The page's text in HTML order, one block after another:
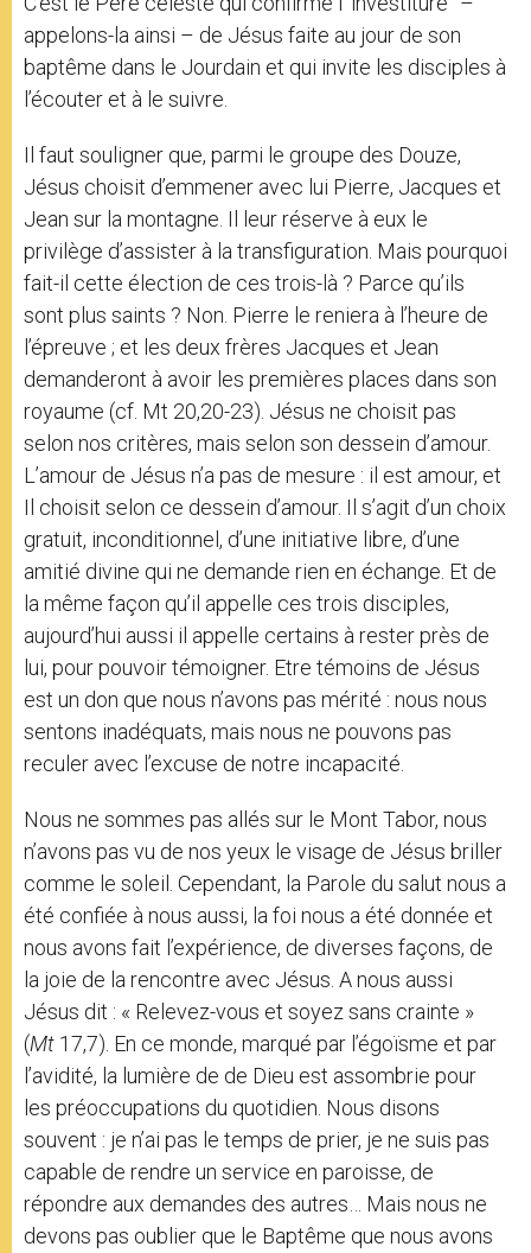
appelons-la ainsi – de Jésus faite au jour de son
baptême dans le Jourdain et qui invite les disciples à
l’écouter et à le suivre.
Il faut souligner que, parmi le groupe des Douze,
Jésus choisit d’emmener avec lui Pierre, Jacques et
Jean sur la montagne. Il leur réserve à eux le
privilège d’assister à la transfiguration. Mais pourquoi
fait-il cette élection de ces trois-là ? Parce qu’ils
sont plus saints ? Non. Pierre le reniera à l’heure de
l’épreuve ; et les deux frères Jacques et Jean
demanderont à avoir les premières places dans son
royaume (cf. Mt 20,20-23). Jésus ne choisit pas
selon nos critères, mais selon son dessein d’amour.
L’amour de Jésus n’a pas de mesure : il est amour, et
Il choisit selon ce dessein d’amour. Il s’agit d’un choix
gratuit, inconditionnel, d’une initiative libre, d’une
amitié divine qui ne demande rien en échange. Et de
la même façon qu’il appelle ces trois disciples,
aujourd’hui aussi il appelle certains à rester près de
lui, pour pouvoir témoigner. Etre témoins de Jésus
est un don que nous n’avons pas mérité : nous nous
sentons inadéquats, mais nous ne pouvons pas
reculer avec l’excuse de notre incapacité.
Nous ne sommes pas allés sur le Mont Tabor, nous
n’avons pas vu de nos yeux le visage de Jésus briller
comme le soleil. Cependant, la Parole du salut nous a
été confiée à nous aussi, la foi nous a été donnée et
nous avons fait l’expérience, de diverses façons, de
la joie de la rencontre avec Jésus. A nous aussi
Jésus dit : « Relevez-vous et soyez sans crainte »
(Mt 17,7). En ce monde, marqué par l’égoïsme et par
l’avidité, la lumière de de Dieu est assombrie pour
les préoccupations du quotidien. Nous disons
souvent : je n’ai pas le temps de prier, je ne suis pas
capable de rendre un service en paroisse, de
répondre aux demandes des autres… Mais nous ne
devons pas oublier que le Baptême que nous avons